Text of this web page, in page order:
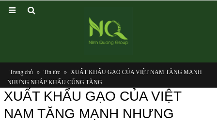
Trang chủ » Tin tức » XUẤT KHẨU GẠO CỦA VIỆT NAM TĂNG MẠNH
NHƯNG NHẬP KHẨU CŨNG TĂNG
XUẤT KHẨU GẠO CỦA VIỆT
NAM TĂNG MẠNH NHƯNG